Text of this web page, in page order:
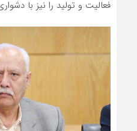
فعالیت و تولید را نیز با